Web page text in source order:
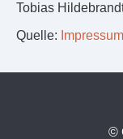
Tobias
Quelle:
©